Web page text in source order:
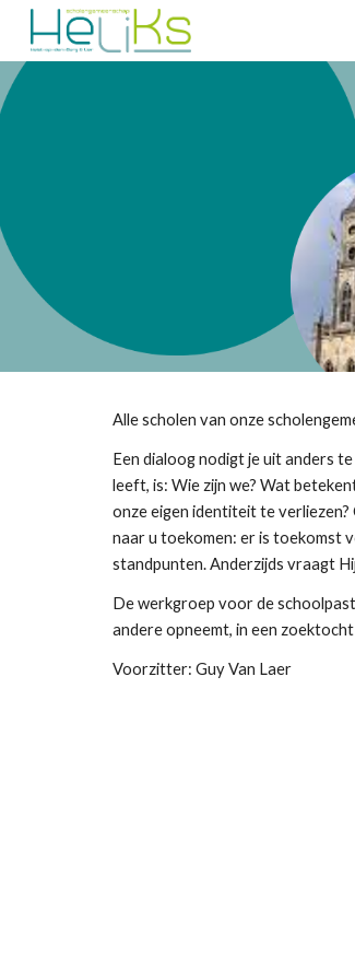
Alle scholen van onze
Een dialoog nodigt je uit anders
leeft, is: Wie zijn we? Wat
onze eigen identiteit te verliezen?
naar u toekomen: er is toekomst
standpunten. Anderzijds vraagt
De werkgroep voor de
andere opneemt, in een
Voorzitter: Guy Van Laer